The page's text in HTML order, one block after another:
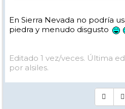
En Sierra Nevada no podría
piedra y menudo disgusto
Editado 1 vez/veces. Última
por alsiles.